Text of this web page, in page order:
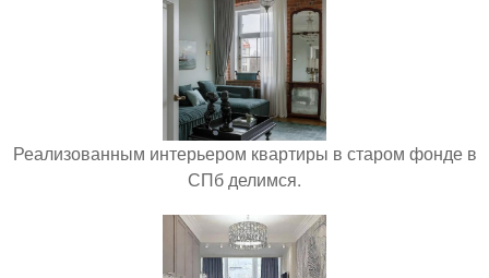
Реализованным интерьером квартиры в старом фонде в
СПб делимся.